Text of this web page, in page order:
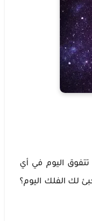
اليوم في أي
لك الفلك اليوم؟